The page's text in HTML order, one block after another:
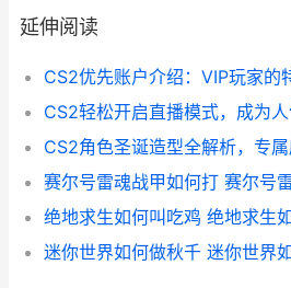
延伸阅读
CS2优先账户介绍：VIP玩家的
CS2轻松开启直播模式，成为
CS2角色圣诞造型全解析，专
赛尔号雷魂战甲如何打 赛尔号
绝地求生如何叫吃鸡 绝地求生
迷你世界如何做秋千 迷你世界